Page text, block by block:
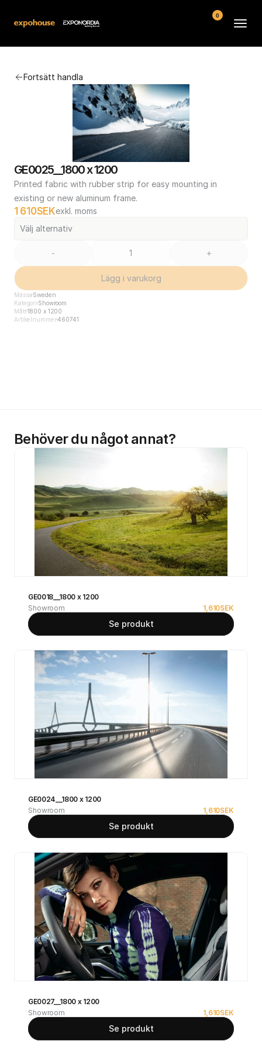
Fortsätt handla
GE0025__1800 x 1200
Printed fabric with rubber strip for easy mounting in
existing or new aluminum frame.
1 610SEKexkl. moms
Välj alternativ
- +
Lägg i varukorg
Mässa Sweden
Kategori Showroom
Mått1800 x 1200
Artikelnummer460741
Behöver du något annat?
GE0018__1800 x 1200
Showroom
1,610SEK
Se produkt
GE0024__1800 x 1200
Showroom
1,610SEK
Se produkt
GE0027__1800 x 1200
Showroom
1,610SEK
Se produkt
Kontakt
Köpvillkor
0